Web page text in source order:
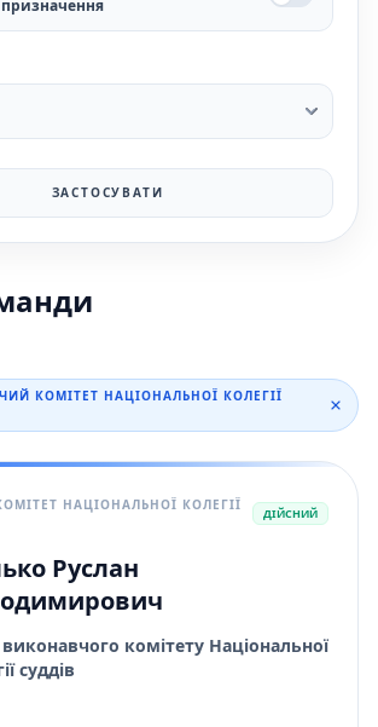
ЗАСТОСУВАТИ
КОМІТЕТ НАЦІОНАЛЬНОЇ КОЛЕГІЇ
НАЦІОНАЛЬНОЇ КОЛЕГІЇ
ДІЙСНИЙ
Руслан
комітету Національної
суддів